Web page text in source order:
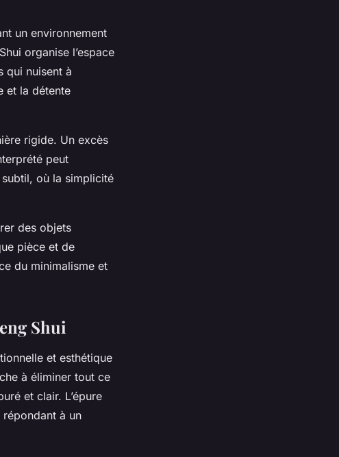
un environnement
organise l’espace
qui nuisent à
et la détente
rigide. Un excès
peut
où la simplicité
des objets
pièce et de
du minimalisme et
Shui
et esthétique
à éliminer tout ce
et clair. L’épure
à un